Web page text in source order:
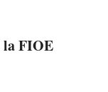
la FIOE